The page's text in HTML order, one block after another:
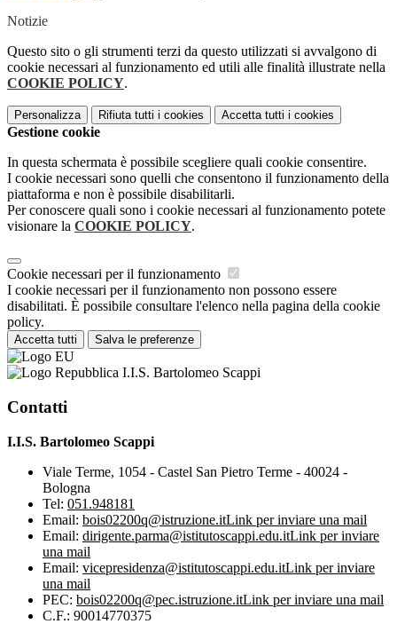
Notizie
Questo sito o gli strumenti terzi da questo utilizzati si avvalgono di
cookie necessari al funzionamento ed utili alle finalità illustrate nella
COOKIE POLICY.
Personalizza Rifiuta tutti i cookies Accetta tutti i cookies
Gestione cookie
In questa schermata è possibile scegliere quali cookie consentire.
I cookie necessari sono quelli che consentono il funzionamento della
piattaforma e non è possibile disabilitarli.
Per conoscere quali sono i cookie necessari al funzionamento potete
visionare la COOKIE POLICY.
Cookie necessari per il funzionamento
I cookie necessari per il funzionamento non possono essere
disabilitati. È possibile consultare l'elenco nella pagina della cookie
policy.
Accetta tutti Salva le preferenze
I.I.S. Bartolomeo Scappi
Contatti
I.I.S. Bartolomeo Scappi
Viale Terme, 1054 - Castel San Pietro Terme - 40024 -
Bologna
Tel: 051.948181
Email: bois02200q@istruzione.itLink per inviare una mail
Email: dirigente.parma@istitutoscappi.edu.itLink per inviare
una mail
Email: vicepresidenza@istitutoscappi.edu.itLink per inviare
una mail
PEC: bois02200q@pec.istruzione.itLink per inviare una mail
C.F.: 90014770375